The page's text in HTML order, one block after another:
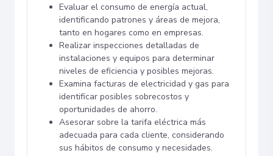
Evaluar el consumo de energía actual,
identificando patrones y áreas de mejora,
tanto en hogares como en empresas.
Realizar inspecciones detalladas de
instalaciones y equipos para determinar
niveles de eficiencia y posibles mejoras.
Examina facturas de electricidad y gas para
identificar posibles sobrecostos y
oportunidades de ahorro.
Asesorar sobre la tarifa eléctrica más
adecuada para cada cliente, considerando
sus hábitos de consumo y necesidades.